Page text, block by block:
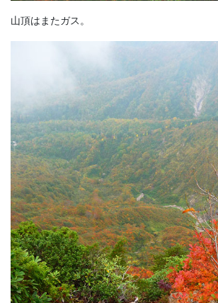
山頂はまたガス。